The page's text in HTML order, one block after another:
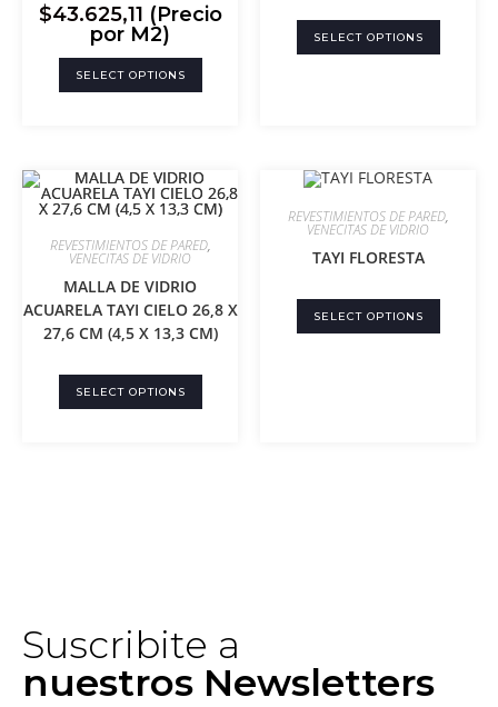
$43.625,11 (Precio
por M2)
SELECT OPTIONS
SELECT OPTIONS
REVESTIMIENTOS DE PARED,
VENECITAS DE VIDRIO
MALLA DE VIDRIO
ACUARELA TAYI CIELO 26,8 X
27,6 CM (4,5 X 13,3 CM)
SELECT OPTIONS
REVESTIMIENTOS DE PARED,
VENECITAS DE VIDRIO
TAYI FLORESTA
SELECT OPTIONS
Suscribite a
nuestros Newsletters